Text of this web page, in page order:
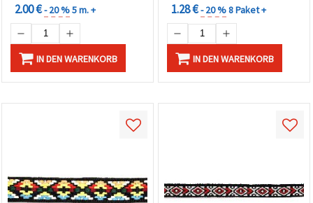
2.00 €- 20 %5 m. +
IN DEN WARENKORB
1.28 €- 20 %8 Paket +
IN DEN WARENKORB